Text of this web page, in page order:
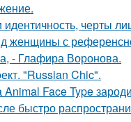
черты
женщины с
- Глафира Воронова.
"Russian Chic".
Face Type
быстро